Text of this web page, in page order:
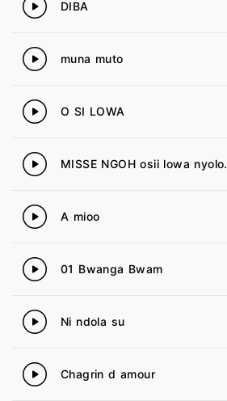
45 DIBA
46 muna muto
47 O SI LOWA
48 MISSE NGOH osii lowa nyolo.
49 A mioo
50 01 Bwanga Bwam
51 Ni ndola su
52 Chagrin d amour